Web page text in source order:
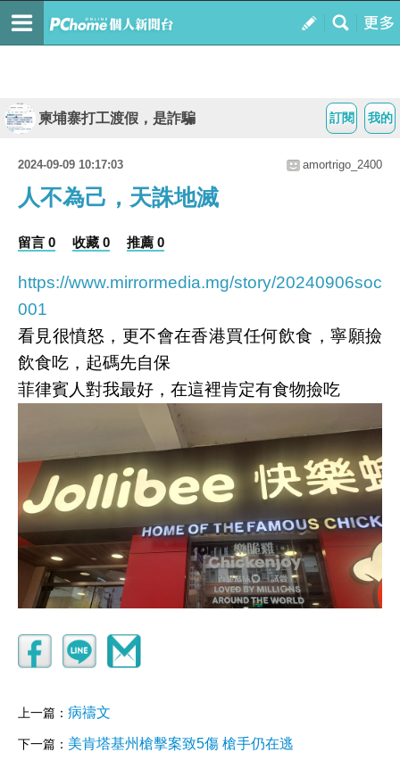
我的
訂閱
柬埔寨打工渡假，是詐騙
2024-09-09 10:17:03 amortrigo_2400
人不為己，天誅地滅
留言 0 收藏 0 推薦 0
https://www.mirrormedia.mg/story/20240906soc
001
看見很憤怒，更不會在香港買任何飲食，寧願撿
飲食吃，起碼先自保
菲律賓人對我最好，在這裡肯定有食物撿吃
上一篇： 病禱文
下一篇： 美肯塔基州槍擊案致5傷 槍手仍在逃